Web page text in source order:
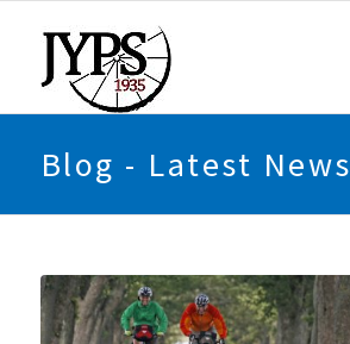
Blog - Latest News